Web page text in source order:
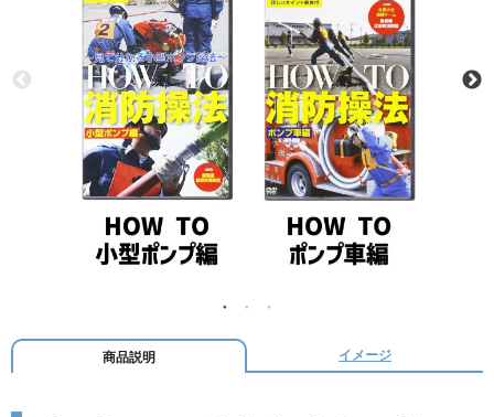
商品説明 イメージ